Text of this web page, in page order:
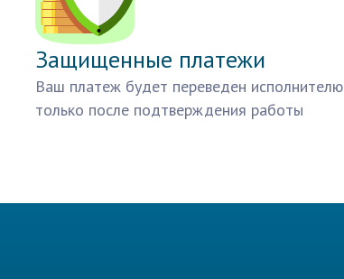
Защищенные платежи
Ваш платеж будет переведен исполнителю
только после подтверждения работы